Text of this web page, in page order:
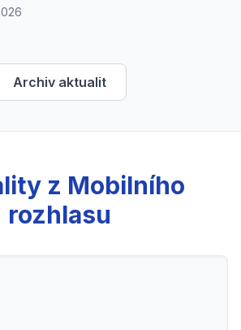
Archiv aktualit
z Mobilního
rozhlasu